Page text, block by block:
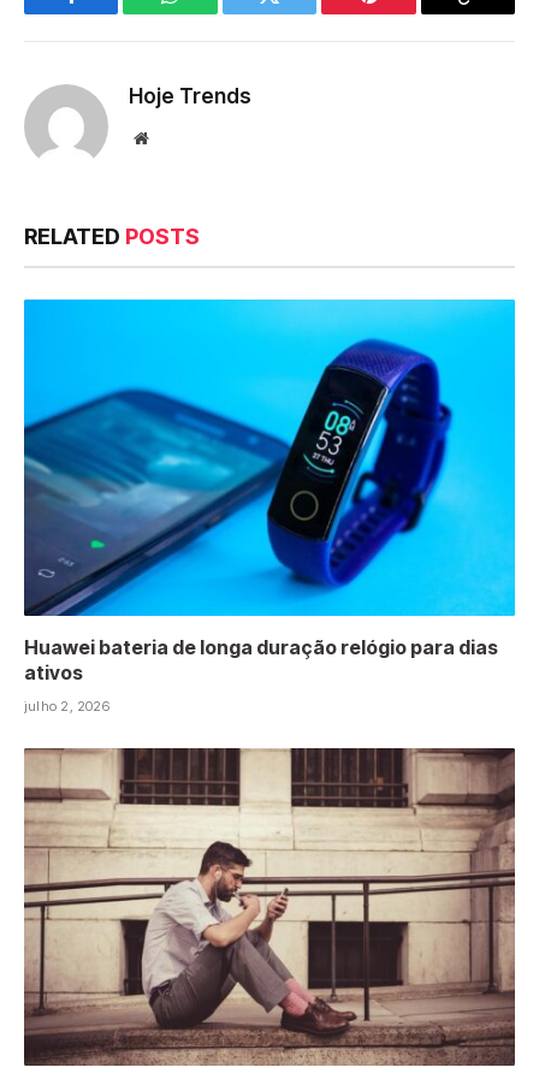
Facebook WhatsApp Twitter Pinterest
Copy
Hoje Trends
Website
RELATED POSTS
Huawei bateria de longa duração relógio para dias
ativos
julho 2, 2026